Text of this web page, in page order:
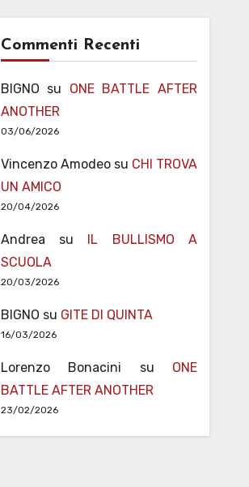
Commenti Recenti
BIGNO su ONE BATTLE AFTER
ANOTHER
03/06/2026
Vincenzo Amodeosu CHI TROVA
UN AMICO
20/04/2026
Andrea su
IL BULLISMO A
SCUOLA
20/03/2026
BIGNO su GITE DI QUINTA
16/03/2026
Lorenzo Bonacini su ONE
BATTLE AFTER ANOTHER
23/02/2026